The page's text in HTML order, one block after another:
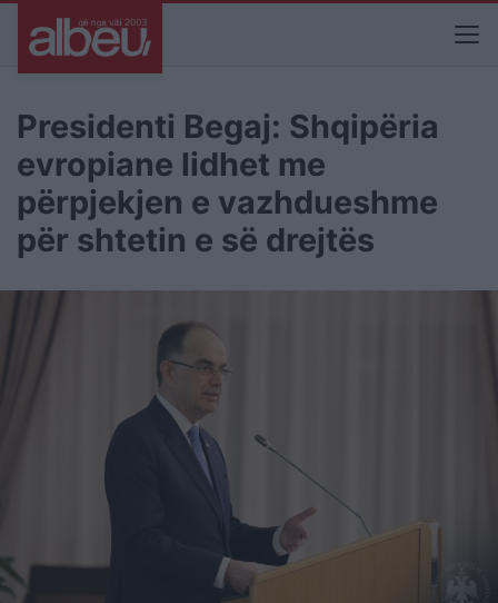
Presidenti Begaj: Shqipëria
evropiane lidhet me
përpjekjen e vazhdueshme
për shtetin e së drejtës